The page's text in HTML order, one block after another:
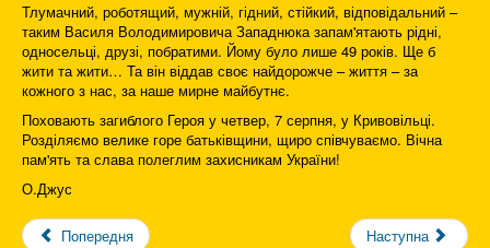
Тлумачний, роботящий, мужній, гідний, стійкий, відповідальний –
таким Василя Володимировича Западнюка запам'ятають рідні,
односельці, друзі, побратими. Йому було лише 49 років. Ще б
жити та жити… Та він віддав своє найдорожче – життя – за
кожного з нас, за наше мирне майбутнє.
Поховають загиблого Героя у четвер, 7 серпня, у Кривовільці.
Розділяємо велике горе батьківщини, щиро співчуваємо. Вічна
пам'ять та слава полеглим захисникам України!
О.Джус
Попередня Наступна